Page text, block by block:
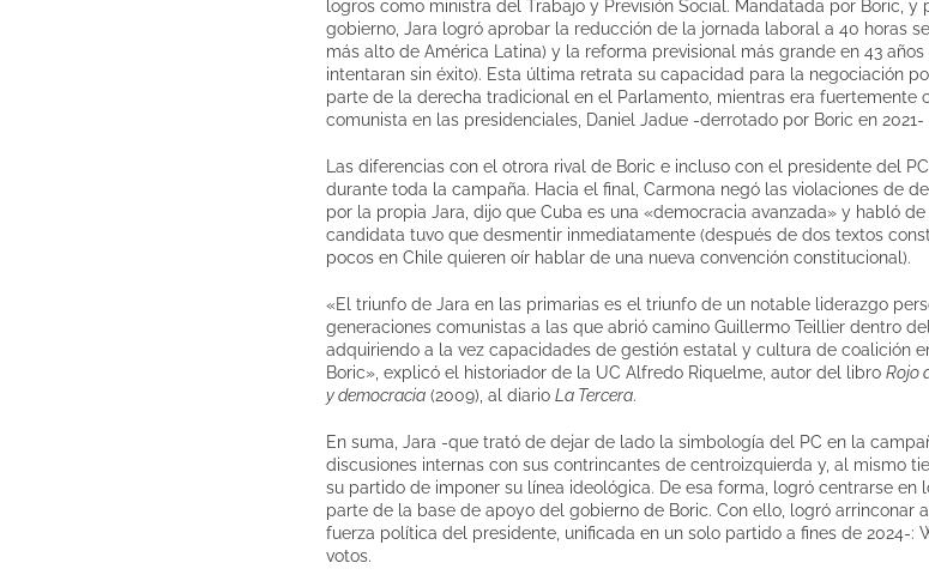
logros como ministra del Trabajo y Previsión Social. Mandatada por Boric,
gobierno, Jara logró aprobar la reducción de la jornada laboral a 40 horas
más alto de América Latina) y la reforma previsional más grande en 43
intentaran sin éxito). Esta última retrata su capacidad para la negociación
parte de la derecha tradicional en el Parlamento, mientras era
comunista en las presidenciales, Daniel Jadue -derrotado por Boric en
Las diferencias con el otrora rival de Boric e incluso con el presidente del
durante toda la campaña. Hacia el final, Carmona negó las violaciones de
por la propia Jara, dijo que Cuba es una «democracia avanzada» y habló
candidata tuvo que desmentir inmediatamente (después de dos textos
pocos en Chile quieren oír hablar de una nueva convención constitucional).
«El triunfo de Jara en las primarias es el triunfo de un notable liderazgo
generaciones comunistas a las que abrió camino Guillermo Teillier dentro
adquiriendo a la vez capacidades de gestión estatal y cultura de coalición
Boric», explicó el historiador de la UC Alfredo Riquelme, autor del libro Rojo
y democracia (2009), al diario La Tercera.
En suma, Jara -que trató de dejar de lado la simbología del PC en la
discusiones internas con sus contrincantes de centroizquierda y, al mismo
su partido de imponer su línea ideológica. De esa forma, logró centrarse
parte de la base de apoyo del gobierno de Boric. Con ello, logró arrinconar
fuerza política del presidente, unificada en un solo partido a fines de 2024-:
votos.